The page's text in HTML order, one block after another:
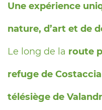
Une expérience
nature, d’art et de
Le long de la route
refuge de Costaccia
télésiège de